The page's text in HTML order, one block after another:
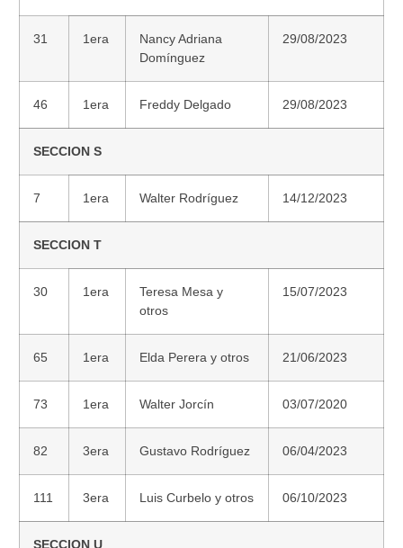
31 1era
Nancy Adriana
Domínguez
29/08/2023
46 1era Freddy Delgado 29/08/2023
SECCION S
7 1era Walter Rodríguez 14/12/2023
SECCION T
30 1era
Teresa Mesa y
otros
15/07/2023
65 1era Elda Perera y otros 21/06/2023
73 1era Walter Jorcín 03/07/2020
82 3era Gustavo Rodríguez 06/04/2023
111 3era Luis Curbelo y otros 06/10/2023
SECCION U